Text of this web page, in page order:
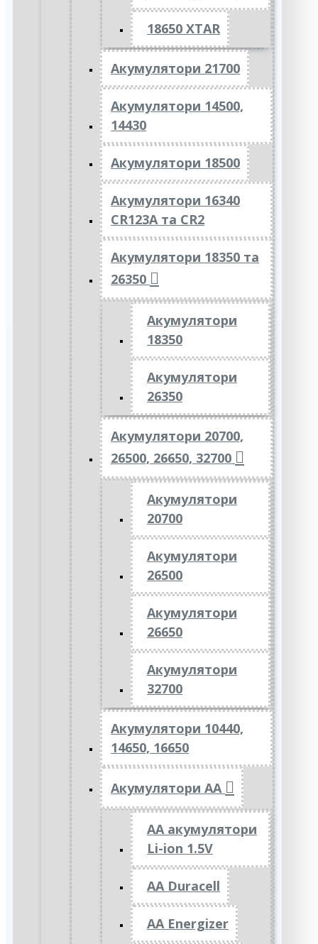
18650 XTAR
Акумулятори 21700
Акумулятори 14500,
14430
Акумулятори 18500
Акумулятори 16340
CR123A та CR2
Акумулятори 18350 та
26350
Акумулятори
18350
Акумулятори
26350
Акумулятори 20700,
26500, 26650, 32700
Акумулятори
20700
Акумулятори
26500
Акумулятори
26650
Акумулятори
32700
Акумулятори 10440,
14650, 16650
Акумулятори АА
AA акумулятори
Li-ion 1.5V
AA Duracell
AA Energizer